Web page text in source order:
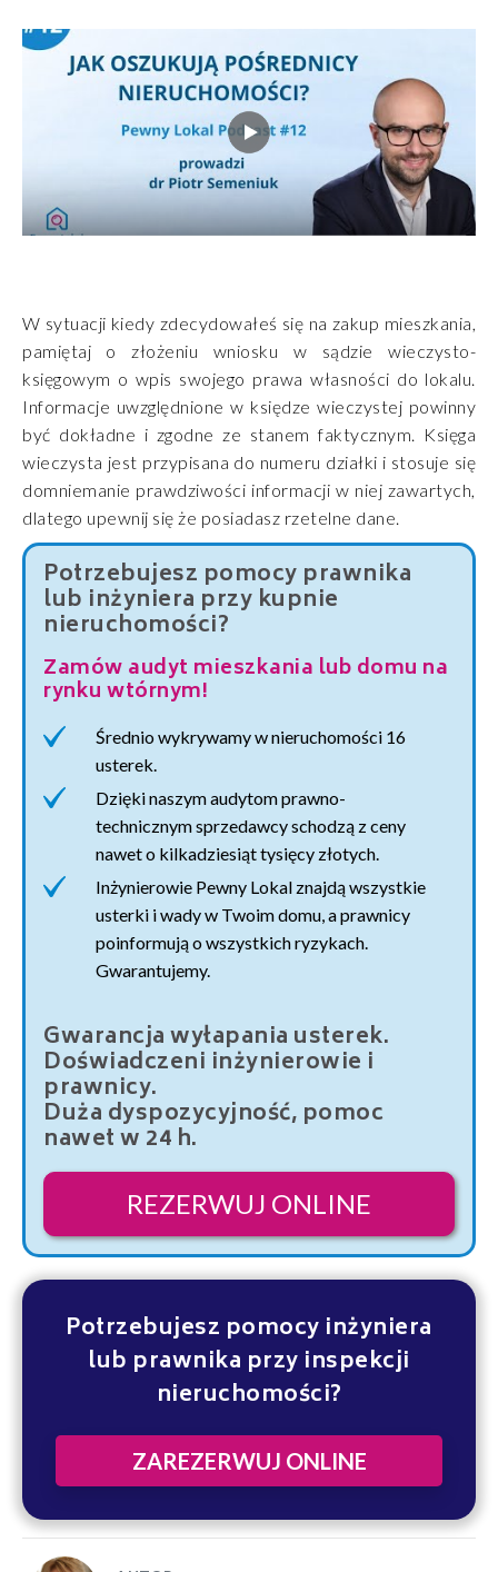
W sytuacji kiedy zdecydowałeś się na zakup mieszkania,
pamiętaj o złożeniu wniosku w sądzie wieczysto-
księgowym o wpis swojego prawa własności do lokalu.
Informacje uwzględnione w księdze wieczystej powinny
być dokładne i zgodne ze stanem faktycznym. Księga
wieczysta jest przypisana do numeru działki i stosuje się
domniemanie prawdziwości informacji w niej zawartych,
dlatego upewnij się że posiadasz rzetelne dane.
Potrzebujesz pomocy prawnika
lub inżyniera przy kupnie
nieruchomości?
Zamów audyt mieszkania lub domu na
rynku wtórnym!
Średnio wykrywamy w nieruchomości 16
usterek.
Dzięki naszym audytom prawno-
technicznym sprzedawcy schodzą z ceny
nawet o kilkadziesiąt tysięcy złotych.
Inżynierowie Pewny Lokal znajdą wszystkie
usterki i wady w Twoim domu, a prawnicy
poinformują o wszystkich ryzykach.
Gwarantujemy.
Gwarancja wyłapania usterek.
Doświadczeni inżynierowie i
prawnicy.
Duża dyspozycyjność, pomoc
nawet w 24 h.
REZERWUJ ONLINE
Potrzebujesz pomocy inżyniera
lub prawnika przy inspekcji
nieruchomości?
ZAREZERWUJ ONLINE